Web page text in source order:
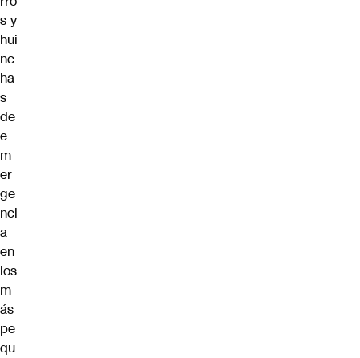
s y
hui
nc
ha
s
de
e
m
er
ge
nci
a
en
los
m
ás
pe
qu